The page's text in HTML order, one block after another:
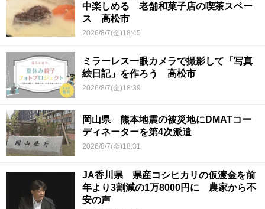
中楽しめる 老舗和菓子店の喫茶スペー
ス 高松市
2026/8/7(金)18:45
ミラーレス一眼カメラで撮影して「写真
絵日記」を作ろう 高松市
2026/8/7(金)18:39
岡山県 熊本地震の被災地にDMATコー
ディネーターを第4次派遣
2026/8/7(金)18:31
JA香川県 県産コシヒカリの仮渡金を前
年より3割減の1万8000円に 農家から不
安の声